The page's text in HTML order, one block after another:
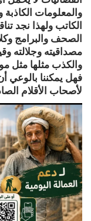
والمعلومات
الكاتب ولهذا نجد
الصحف والبرامج
مصداقيته وجلالته
والكذب مثلها مثل
فهل يمكننا بالوعي
لأصحاب الأقلام